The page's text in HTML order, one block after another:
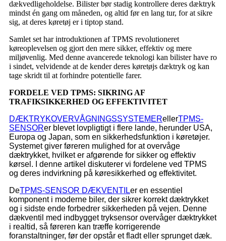
dækvedligeholdelse. Bilister bør stadig kontrollere deres dæktryk
mindst én gang om måneden, og altid før en lang tur, for at sikre
sig, at deres køretøj er i tiptop stand.
Samlet set har introduktionen af ​​TPMS revolutioneret
køreoplevelsen og gjort den mere sikker, effektiv og mere
miljøvenlig. Med denne avancerede teknologi kan bilister have ro
i sindet, velvidende at de kender deres køretøjs dæktryk og kan
tage skridt til at forhindre potentielle farer.
FORDELE VED TPMS: SIKRING AF
TRAFIKSIKKERHED OG EFFEKTIVITET
DÆKTRYKOVERVÅGNINGSSYSTEMERellerTPMS-
SENSORer blevet lovpligtigt i flere lande, herunder USA,
Europa og Japan, som en sikkerhedsfunktion i køretøjer.
Systemet giver føreren mulighed for at overvåge
dæktrykket, hvilket er afgørende for sikker og effektiv
kørsel. I denne artikel diskuterer vi fordelene ved TPMS
og deres indvirkning på køresikkerhed og effektivitet.
DeTPMS-SENSOR DÆKVENTILer en essentiel
komponent i moderne biler, der sikrer korrekt dæktrykket
og i sidste ende forbedrer sikkerheden på vejen. Denne
dækventil med indbygget tryksensor overvåger dæktrykket
i realtid, så føreren kan træffe korrigerende
foranstaltninger, før der opstår et fladt eller sprunget dæk.